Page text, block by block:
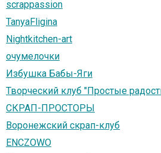
scrappassion
TanyaFligina
Nightkitchen-art
очумелочки
Избушка Бабы-Яги
Творческий клуб "Простые
СКРАП-ПРОСТОРЫ
Воронежский скрап-клуб
ENCZOWO